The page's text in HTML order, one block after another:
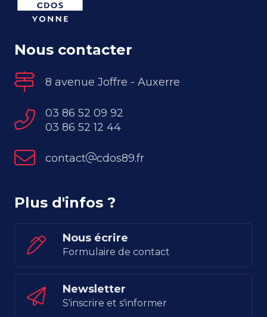
Nous contacter
8 avenue Joffre - Auxerre
03 86 52 09 92
03 86 52 12 44
contact cdos89.fr
Plus d'infos ?
Nous écrire
Formulaire de contact
Newsletter
S'inscrire et s'informer